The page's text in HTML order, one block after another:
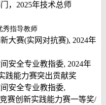
，2025年技术总师
秀指导教师
大赛(实网对抗赛), 2024年
安全专业教指委, 2024年
践能力赛突出贡献奖
安全专业教指委,
赛创新实践能力赛一等奖/